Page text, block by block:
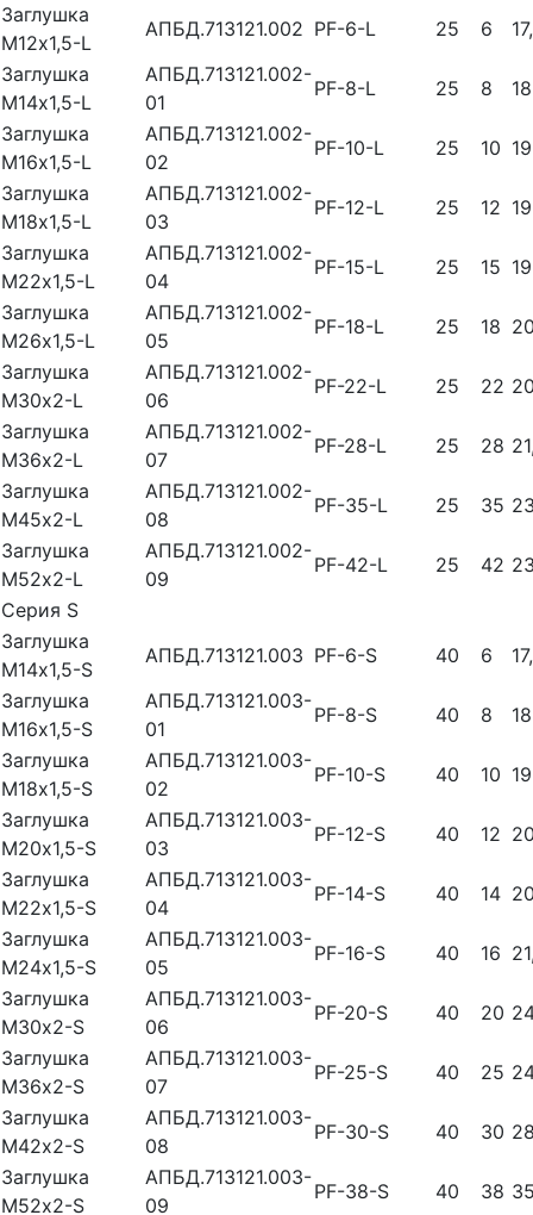
Заглушка
М12х1,5-L
АПБД.713121.002 PF-6-L 25 6
Заглушка
М14х1,5-L
АПБД.713121.002-
01
PF-8-L 25 8
Заглушка
М16х1,5-L
АПБД.713121.002-
02
PF-10-L 25 10 19
Заглушка
М18х1,5-L
АПБД.713121.002-
03
PF-12-L 25 12 19
Заглушка
М22х1,5-L
АПБД.713121.002-
04
PF-15-L 25 15
Заглушка
М26х1,5-L
АПБД.713121.002-
05
PF-18-L 25 18
Заглушка
М30х2-L
АПБД.713121.002-
06
PF-22-L 25 22
Заглушка
М36х2-L
АПБД.713121.002-
07
PF-28-L 25 28
Заглушка
М45х2-L
АПБД.713121.002-
08
PF-35-L 25 35
Заглушка
М52х2-L
АПБД.713121.002-
09
PF-42-L 25 42
Cерия S
Заглушка
М14х1,5-S
АПБД.713121.003 PF-6-S 40 6
Заглушка
М16х1,5-S
АПБД.713121.003-
01
PF-8-S 40 8
Заглушка
М18х1,5-S
АПБД.713121.003-
02
PF-10-S 40 10 19
Заглушка
М20х1,5-S
АПБД.713121.003-
03
PF-12-S 40 12
Заглушка
М22х1,5-S
АПБД.713121.003-
04
PF-14-S 40 14
Заглушка
М24х1,5-S
АПБД.713121.003-
05
PF-16-S 40 16
Заглушка
М30х2-S
АПБД.713121.003-
06
PF-20-S 40 20
Заглушка
М36х2-S
АПБД.713121.003-
07
PF-25-S 40 25
Заглушка
М42х2-S
АПБД.713121.003-
08
PF-30-S 40 30
Заглушка
М52х2-S
АПБД.713121.003-
09
PF-38-S 40 38